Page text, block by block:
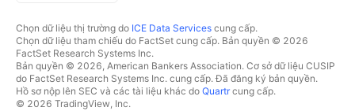
Chọn dữ liệu thị trường do ICE Data Services cung cấp.
Chọn dữ liệu tham chiếu do FactSet cung cấp. Bản quyền © 2026
FactSet Research Systems Inc.
Bản quyền © 2026, American Bankers Association. Cơ sở dữ liệu CUSIP
do FactSet Research Systems Inc. cung cấp. Đã đăng ký bản quyền.
Hồ sơ nộp lên SEC và các tài liệu khác do Quartrcung cấp.
© 2026 TradingView, Inc.